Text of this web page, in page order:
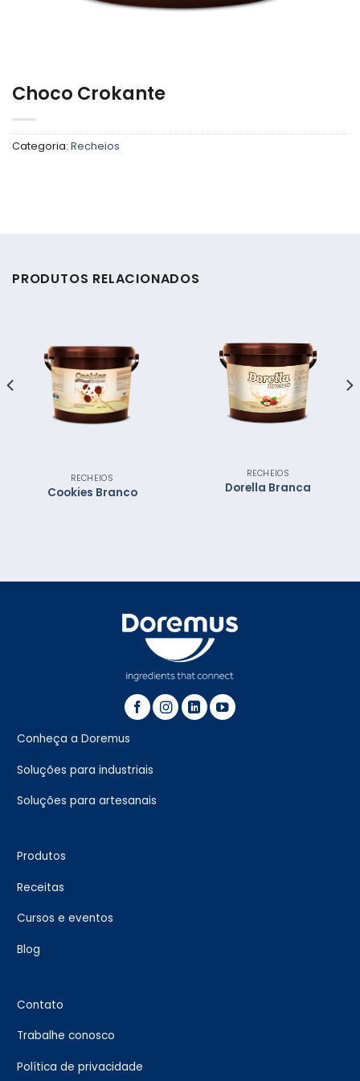
Choco Crokante
Categoria: Recheios
PRODUTOS RELACIONADOS
RECHEIOS
Cookies Branco
RECHEIOS
Dorella Branca
Conheça a Doremus
Soluções para industriais
Soluções para artesanais
Produtos
Receitas
Cursos e eventos
Blog
Contato
Trabalhe conosco
Política de privacidade